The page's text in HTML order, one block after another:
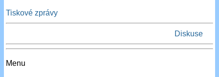
Tiskové zprávy
Diskuse
Menu